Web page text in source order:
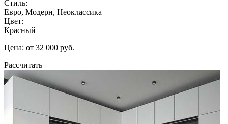
Стиль:
Евро, Модерн, Неоклассика
Цвет:
Красный
Цена: от 32 000 руб.
Рассчитать